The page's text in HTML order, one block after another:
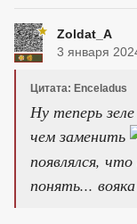
Zoldat_A
3 января
Цитата: Enceladus
Ну теперь
чем заменить
появлялся,
понять...